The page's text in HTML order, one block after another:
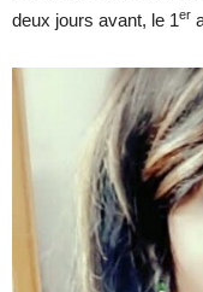
deux jours avant, le 1er